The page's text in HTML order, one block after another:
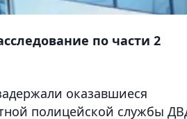
по части 2
оказавшиеся
полицейской службы